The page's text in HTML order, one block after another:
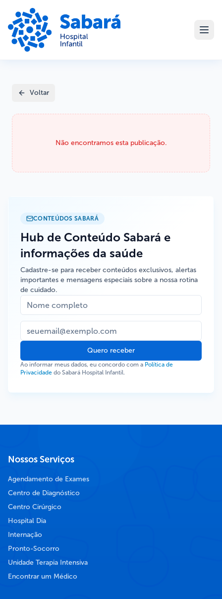
Voltar
Não encontramos esta publicação.
CONTEÚDOS SABARÁ
Hub de Conteúdo Sabará e
informações da saúde
Cadastre-se para receber conteúdos exclusivos, alertas
importantes e mensagens especiais sobre a nossa rotina
de cuidado.
Quero receber
Ao informar meus dados, eu concordo com a Política de
Privacidade do Sabará Hospital Infantil.
Nossos Serviços
Agendamento de Exames
Centro de Diagnóstico
Centro Cirúrgico
Hospital Dia
Internação
Pronto-Socorro
Unidade Terapia Intensiva
Encontrar um Médico